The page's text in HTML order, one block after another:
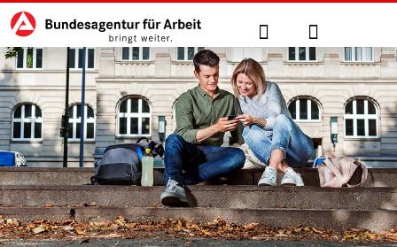
zu den Hauptinhalten springen
Hauptnavigation Suche Anmelden